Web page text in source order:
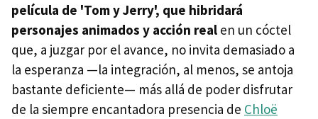
película de 'Tom y Jerry', que hibridará
personajes animados y acción real en un cóctel
que, a juzgar por el avance, no invita demasiado a
la esperanza —la integración, al menos, se antoja
bastante deficiente— más allá de poder disfrutar
de la siempre encantadora presencia de Chloë